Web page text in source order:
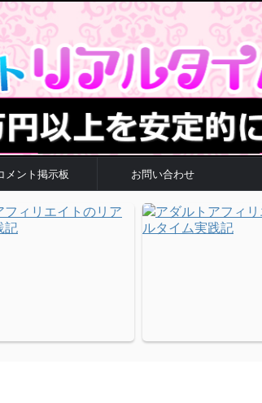
メント掲示板 お問い合わせ